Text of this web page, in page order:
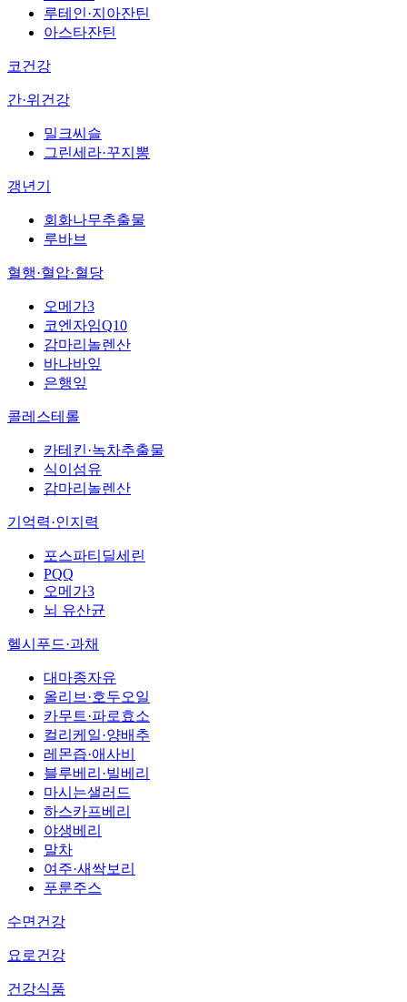
루테인·지아잔틴
아스타잔틴
코건강
간·위건강
밀크씨슬
그린세라·꾸지뽕
갱년기
회화나무추출물
루바브
혈행·혈압·혈당
오메가3
코엔자임Q10
감마리놀렌산
바나바잎
은행잎
콜레스테롤
카테킨·녹차추출물
식이섬유
감마리놀렌산
기억력·인지력
포스파티딜세린
PQQ
오메가3
뇌 유산균
헬시푸드·과채
대마종자유
올리브·호두오일
카무트·파로효소
컬리케일·양배추
레몬즙·애사비
블루베리·빌베리
마시는샐러드
하스카프베리
야생베리
말차
여주·새싹보리
푸룬주스
수면건강
요로건강
건강식품